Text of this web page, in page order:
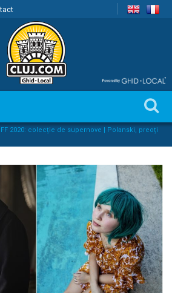
2020: colecție de supernove | Polanski, preoți